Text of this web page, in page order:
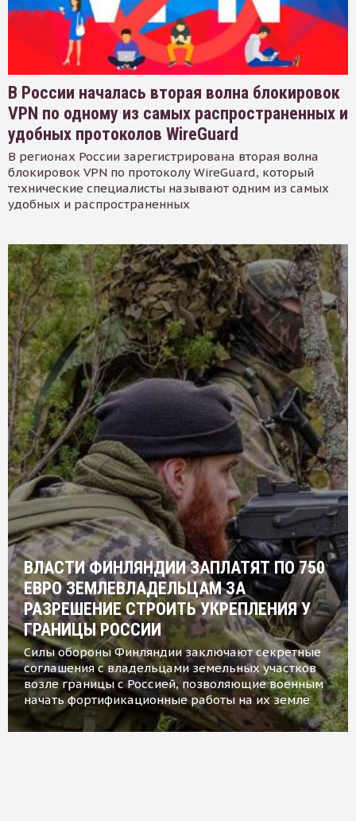
В России началась вторая волна блокировок
VPN по одному из самых распространенных и
удобных протоколов WireGuard
В регионах России зарегистрирована вторая волна
блокировок VPN по протоколу WireGuard, который
технические специалисты называют одним из самых
удобных и распространенных
ВЛАСТИ ФИНЛЯНДИИ ЗАПЛАТЯТ ПО 750
ЕВРО ЗЕМЛЕВЛАДЕЛЬЦАМ ЗА
РАЗРЕШЕНИЕ СТРОИТЬ УКРЕПЛЕНИЯ У
ГРАНИЦЫ РОССИИ
Силы обороны Финляндии заключают секретные
соглашения с владельцами земельных участков
возле границы с Россией, позволяющие военным
начать фортификационные работы на их земле